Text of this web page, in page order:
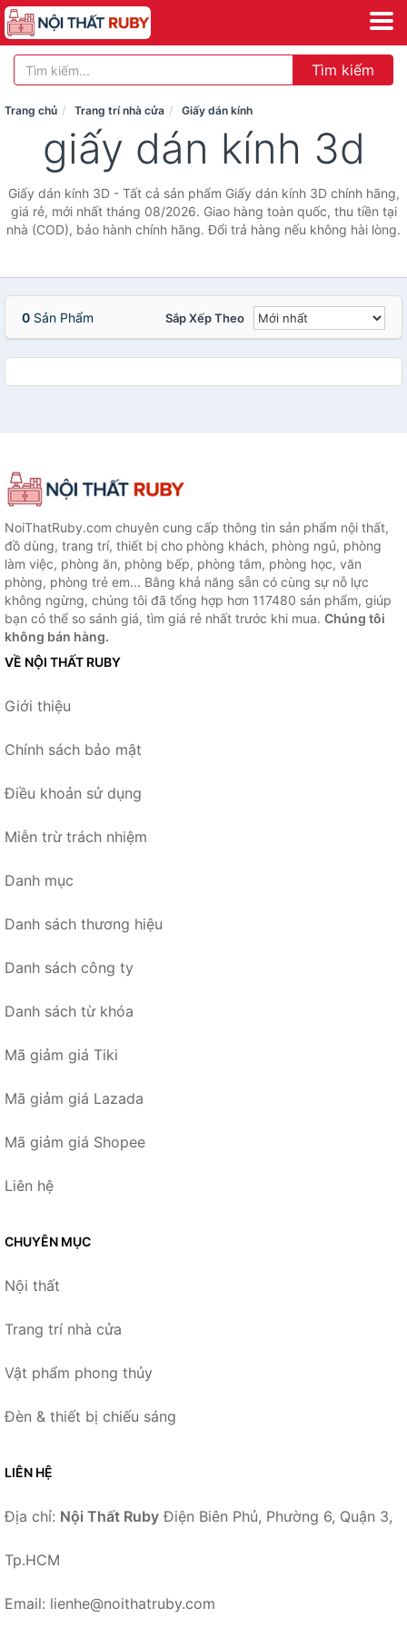
Tìm kiếm
Trang chủ Trang trí nhà cửa Giấy dán kính
giấy dán kính 3d
Giấy dán kính 3D - Tất cả sản phẩm Giấy dán kính 3D chính hãng,
giá rẻ, mới nhất tháng 08/2026. Giao hàng toàn quốc, thu tiền tại
nhà (COD), bảo hành chính hãng. Đổi trả hàng nếu không hài lòng.
0 Sản Phẩm Sắp Xếp Theo
NoiThatRuby.com chuyên cung cấp thông tin sản phẩm nội thất,
đồ dùng, trang trí, thiết bị cho phòng khách, phòng ngủ, phòng
làm việc, phòng ăn, phòng bếp, phòng tắm, phòng học, văn
phòng, phòng trẻ em... Bằng khả năng sẵn có cùng sự nỗ lực
không ngừng, chúng tôi đã tổng hợp hơn 117480 sản phẩm, giúp
bạn có thể so sánh giá, tìm giá rẻ nhất trước khi mua. Chúng tôi
không bán hàng.
VỀ NỘI THẤT RUBY
Giới thiệu
Chính sách bảo mật
Điều khoản sử dụng
Miễn trừ trách nhiệm
Danh mục
Danh sách thương hiệu
Danh sách công ty
Danh sách từ khóa
Mã giảm giá Tiki
Mã giảm giá Lazada
Mã giảm giá Shopee
Liên hệ
CHUYÊN MỤC
Nội thất
Trang trí nhà cửa
Vật phẩm phong thủy
Đèn & thiết bị chiếu sáng
LIÊN HỆ
Địa chỉ: Nội Thất Ruby Điện Biên Phủ, Phường 6, Quận 3,
Tp.HCM
Email: lienhe@noithatruby.com